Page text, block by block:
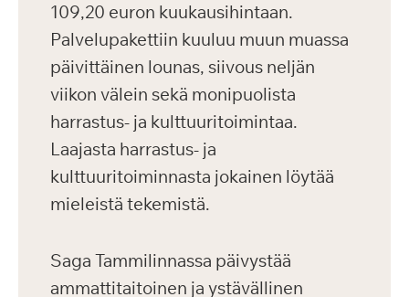
109,20 euron kuukausihintaan.
Palvelupakettiin kuuluu muun muassa
päivittäinen lounas, siivous neljän
viikon välein sekä monipuolista
harrastus- ja kulttuuritoimintaa.
Laajasta harrastus- ja
kulttuuritoiminnasta jokainen löytää
mieleistä tekemistä.
Saga Tammilinnassa päivystää
ammattitaitoinen ja ystävällinen